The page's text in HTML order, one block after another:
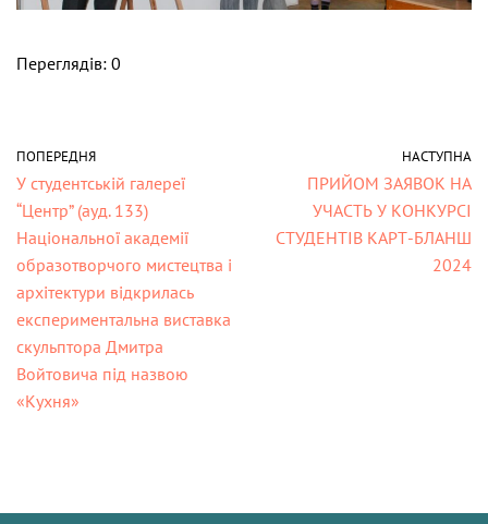
Переглядів: 0
ПОПЕРЕДНЯ
У студентській галереї
“Центр” (ауд. 133)
Національної академії
образотворчого мистецтва і
архітектури відкрилась
експериментальна виставка
скульптора Дмитра
Войтовича під назвою
«Кухня»
НАСТУПНА
ПРИЙОМ ЗАЯВОК НА
УЧАСТЬ У КОНКУРСІ
СТУДЕНТІВ КАРТ-БЛАНШ
2024